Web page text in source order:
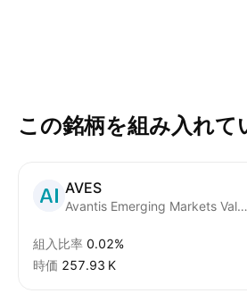
この銘柄を組み入れて
AVES
Avantis Emerging Markets Value ETF
組入比率 0.02%
時価 ‪257.93 K‬